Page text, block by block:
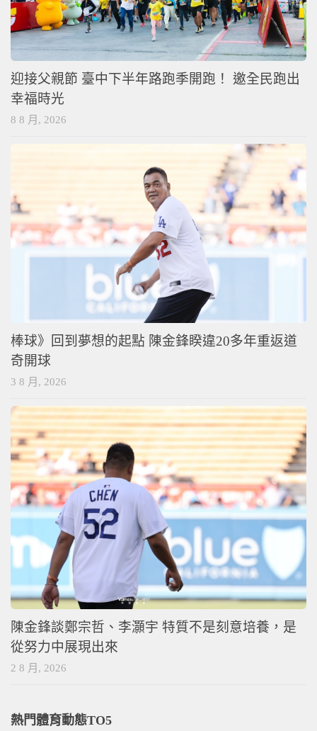
迎接父親節 臺中下半年路跑季開跑！ 邀全民跑出
幸福時光
8 8 月, 2026
棒球》回到夢想的起點 陳金鋒睽違20多年重返道
奇開球
3 8 月, 2026
陳金鋒談鄭宗哲、李灝宇 特質不是刻意培養，是
從努力中展現出來
2 8 月, 2026
熱門體育動態TO5